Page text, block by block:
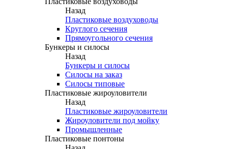
Назад
Пластиковые воздуховоды
Круглого сечения
Прямоугольного сечения
Бункеры и силосы
Назад
Бункеры и силосы
Силосы на заказ
Силосы типовые
Пластиковые жироуловители
Назад
Пластиковые жироуловители
Жироуловители под мойку
Промышленные
Пластиковые понтоны